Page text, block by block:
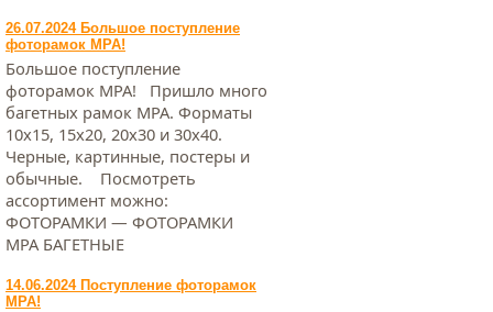
26.07.2024 Большое поступление
фоторамок МРА!
Большое поступление
фоторамок МРА! Пришло много
багетных рамок МРА. Форматы
10х15, 15х20, 20х30 и 30х40.
Черные, картинные, постеры и
обычные. Посмотреть
ассортимент можно:
ФОТОРАМКИ — ФОТОРАМКИ
МРА БАГЕТНЫЕ
14.06.2024 Поступление фоторамок
МРА!